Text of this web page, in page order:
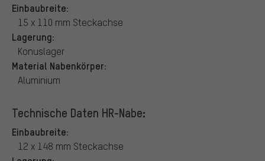
Einbaubreite:
15 x 110 mm Steckachse
Lagerung:
Konuslager
Material Nabenkörper:
Aluminium
Technische Daten HR-Nabe:
Einbaubreite:
12 x 148 mm Steckachse